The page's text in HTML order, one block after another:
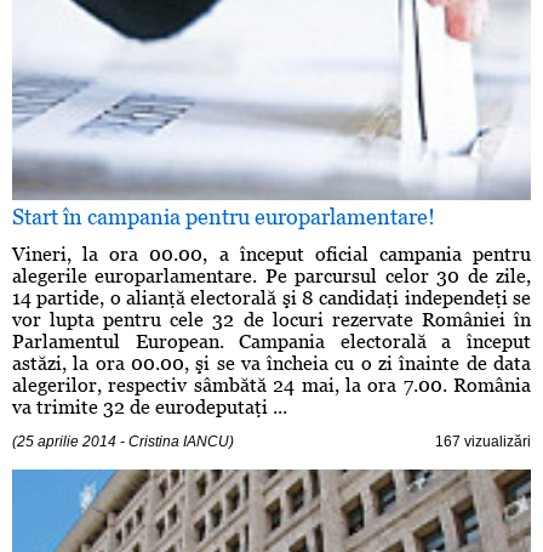
Start în campania pentru europarlamentare!
Vineri, la ora 00.00, a început oficial campania pentru
alegerile europarlamentare. Pe parcursul celor 30 de zile,
14 partide, o alianţă electorală şi 8 candidaţi independeţi se
vor lupta pentru cele 32 de locuri rezervate României în
Parlamentul European. Campania electorală a început
astăzi, la ora 00.00, şi se va încheia cu o zi înainte de data
alegerilor, respectiv sâmbătă 24 mai, la ora 7.00. România
va trimite 32 de eurodeputaţi ...
(25 aprilie 2014 - Cristina IANCU) 167 vizualizări